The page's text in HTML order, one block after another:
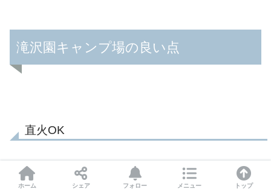
滝沢園キャンプ場の良い点
直火OK
滝沢園キャンプ場といえば、これじゃないですか！
ホーム シェア フォロー メニュー トップ